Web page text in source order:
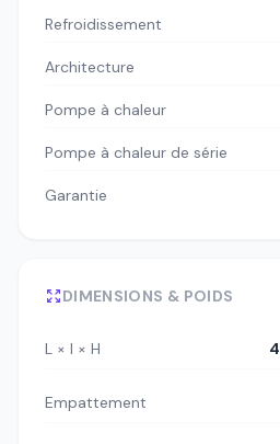
Refroidissement
Architecture
Pompe à chaleur
Pompe à chaleur de série
Garantie
DIMENSIONS & POIDS
L × l × H
Empattement